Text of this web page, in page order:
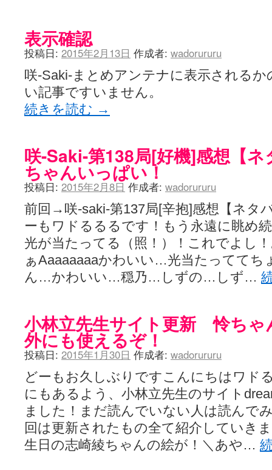
表示確認
投稿日: 2015年2月13日 作成者: wadorururu
咲-Saki-まとめアンテナに表示される
い記事ですいません。
続きを読む →
咲-Saki-第138局[好機]感想【
ちゃんいっぱい！
投稿日: 2015年2月8日 作成者: wadorururu
前回→咲-saki-第137局[辛抱]感想【ネタ
ーもワドるるるです！もう永遠に眺め
光が当たってる（照！）！これでよし
ぁAaaaaaaaかわいい…光当たっててち
ん…かわいい…穏乃…しずの…しず…
小林立先生サイト更新 怜ちゃ
外にも使えるぞ！
投稿日: 2015年1月30日 作成者: wadorururu
どーもお久しぶりですこんにちはワド
にもあるよう、小林立先生のサイト
ました！まだ読んでいない人は読んで
回は更新されたもの全て紹介していき
生日の志崎綾ちゃんの絵が！＼あや…